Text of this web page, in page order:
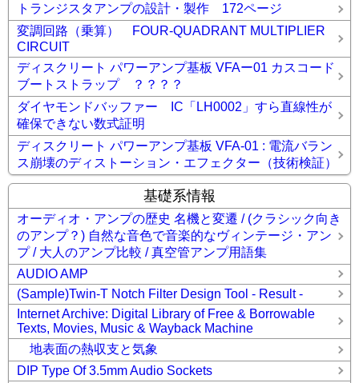
トランジスタアンプの設計・製作 172ページ
変調回路（乗算） FOUR-QUADRANT MULTIPLIER
CIRCUIT
ディスクリート パワーアンプ基板 VFAー01 カスコード
ブートストラップ ？？？？
ダイヤモンドバッファー IC「LH0002」すら直線性が
確保できない数式証明
ディスクリート パワーアンプ基板 VFA-01 : 電流バラン
ス崩壊のディストーション・エフェクター（技術検証）
基礎系情報
オーディオ・アンプの歴史 名機と変遷 / (クラシック向き
のアンプ？) 自然な音色で音楽的なヴィンテージ・アン
プ / 大人のアンプ比較 / 真空管アンプ用語集
AUDIO AMP
(Sample)Twin-T Notch Filter Design Tool - Result -
Internet Archive: Digital Library of Free & Borrowable
Texts, Movies, Music & Wayback Machine
地表面の熱収支と気象
DIP Type Of 3.5mm Audio Sockets